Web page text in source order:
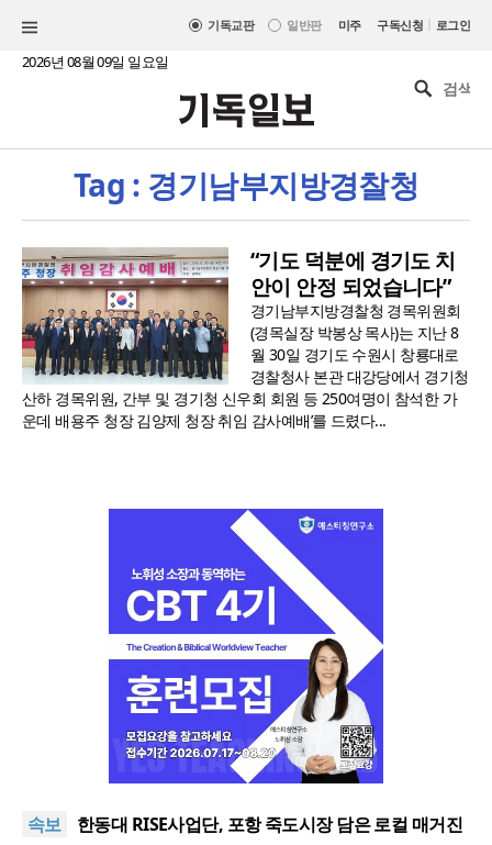
기독교판 일반판 미주 구독신청 | 로그인
2026년 08월 09일 일요일
Tag : 경기남부지방경찰청
“기도 덕분에 경기도 치
안이 안정 되었습니다”
경기남부지방경찰청 경목위원회
(경목실장 박봉상 목사)는 지난 8
월 30일 경기도 수원시 창룡대로
경찰청사 본관 대강당에서 경기청
산하 경목위원, 간부 및 경기청 신우회 회원 등 250여명이 참석한 가
운데 배용주 청장 김양제 청장 취임 감사예배’를 드렸다...
속보
느헤미야 연합기도회, ‘왕의 기도’로 나라·한국교회·다
여”
한동대 RISE사업단, 포항 죽도시장 담은 로컬 매거진